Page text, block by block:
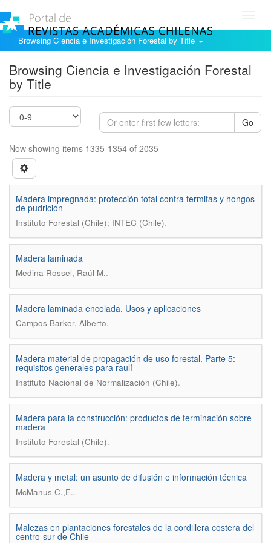
Browsing Ciencia e Investigación Forestal by Title
Browsing Ciencia e Investigación Forestal
by Title
Go
Now showing items 1335-1354 of 2035
Madera impregnada: protección total contra termitas y hongos
de pudrición
Instituto Forestal (Chile); INTEC (Chile).
Madera laminada
Medina Rossel, Raúl M..
Madera laminada encolada. Usos y aplicaciones
Campos Barker, Alberto.
Madera material de propagación de uso forestal. Parte 5:
requisitos generales para raulí
Instituto Nacional de Normalización (Chile).
Madera para la construcción: productos de terminación sobre
madera
Instituto Forestal (Chile).
Madera y metal: un asunto de difusión e información técnica
McManus C.,E..
Malezas en plantaciones forestales de la cordillera costera del
centro-sur de Chile